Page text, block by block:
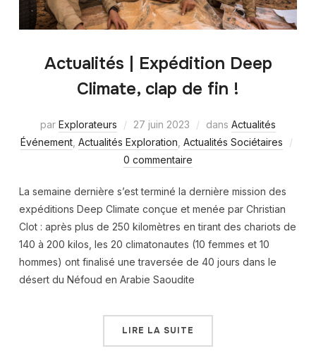
Actualités | Expédition Deep
Climate, clap de fin !
par Explorateurs 27 juin 2023 dans Actualités
Événement, Actualités Exploration Actualités Sociétaires
0 commentaire
La semaine dernière s’est terminé la dernière mission des
expéditions Deep Climate conçue et menée par Christian
Clot : après plus de 250 kilomètres en tirant des chariots de
140 à 200 kilos, les 20 climatonautes (10 femmes et 10
hommes) ont finalisé une traversée de 40 jours dans le
désert du Néfoud en Arabie Saoudite
LIRE LA SUITE